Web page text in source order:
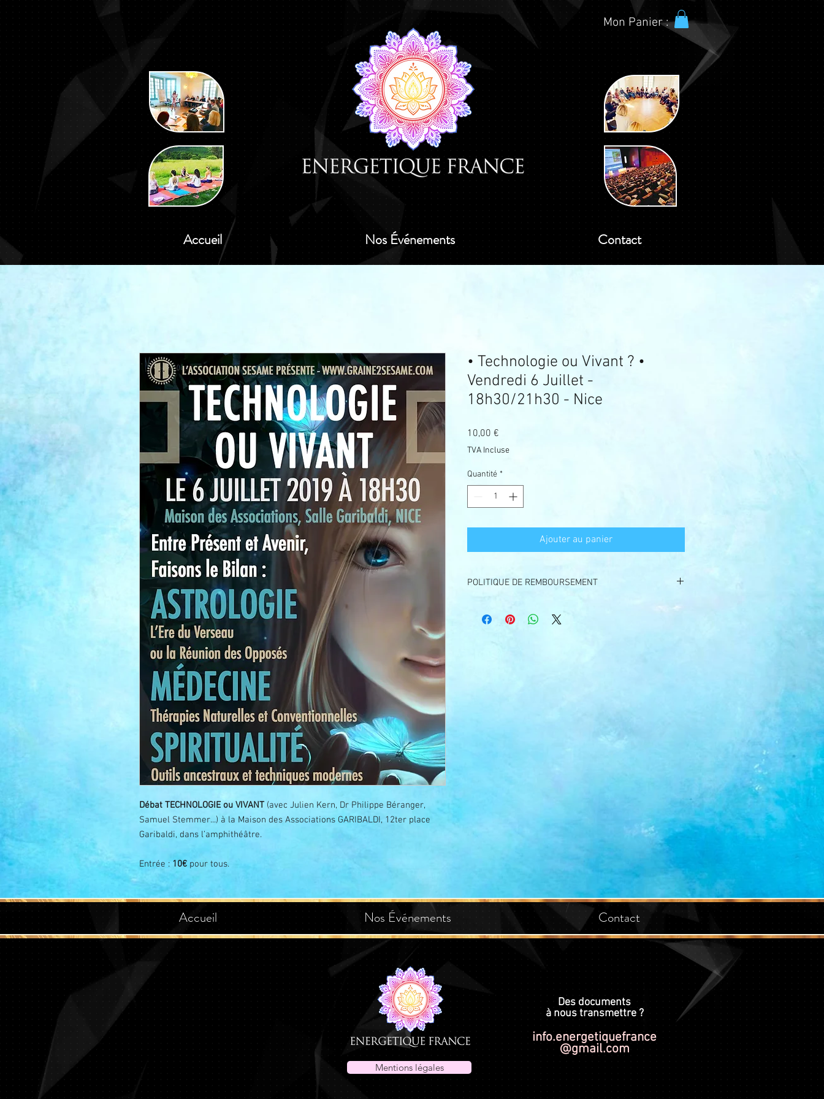
Mon Panier :
Accueil Nos Événements Contact
Débat TECHNOLOGIE ou VIVANT (avec Julien Kern, Dr Philippe Béranger,
Samuel Stemmer...) à la Maison des Associations GARIBALDI, 12ter place
Garibaldi, dans l’amphithéâtre.
Entrée : 10€ pour tous.
• Technologie ou Vivant ? •
Vendredi 6 Juillet -
18h30/21h30 - Nice
10,00 €
TVA Incluse
Quantité *
Ajouter au panier
POLITIQUE DE REMBOURSEMENT
Offre non remboursable une fois réglée, mais échangeable
pour un événement similaire si vous nous prévenez de
Accueil Nos Événements Contact
Mentions légales
Des documents
à nous transmettre ?
info.energetiquefrance
@gmail.com